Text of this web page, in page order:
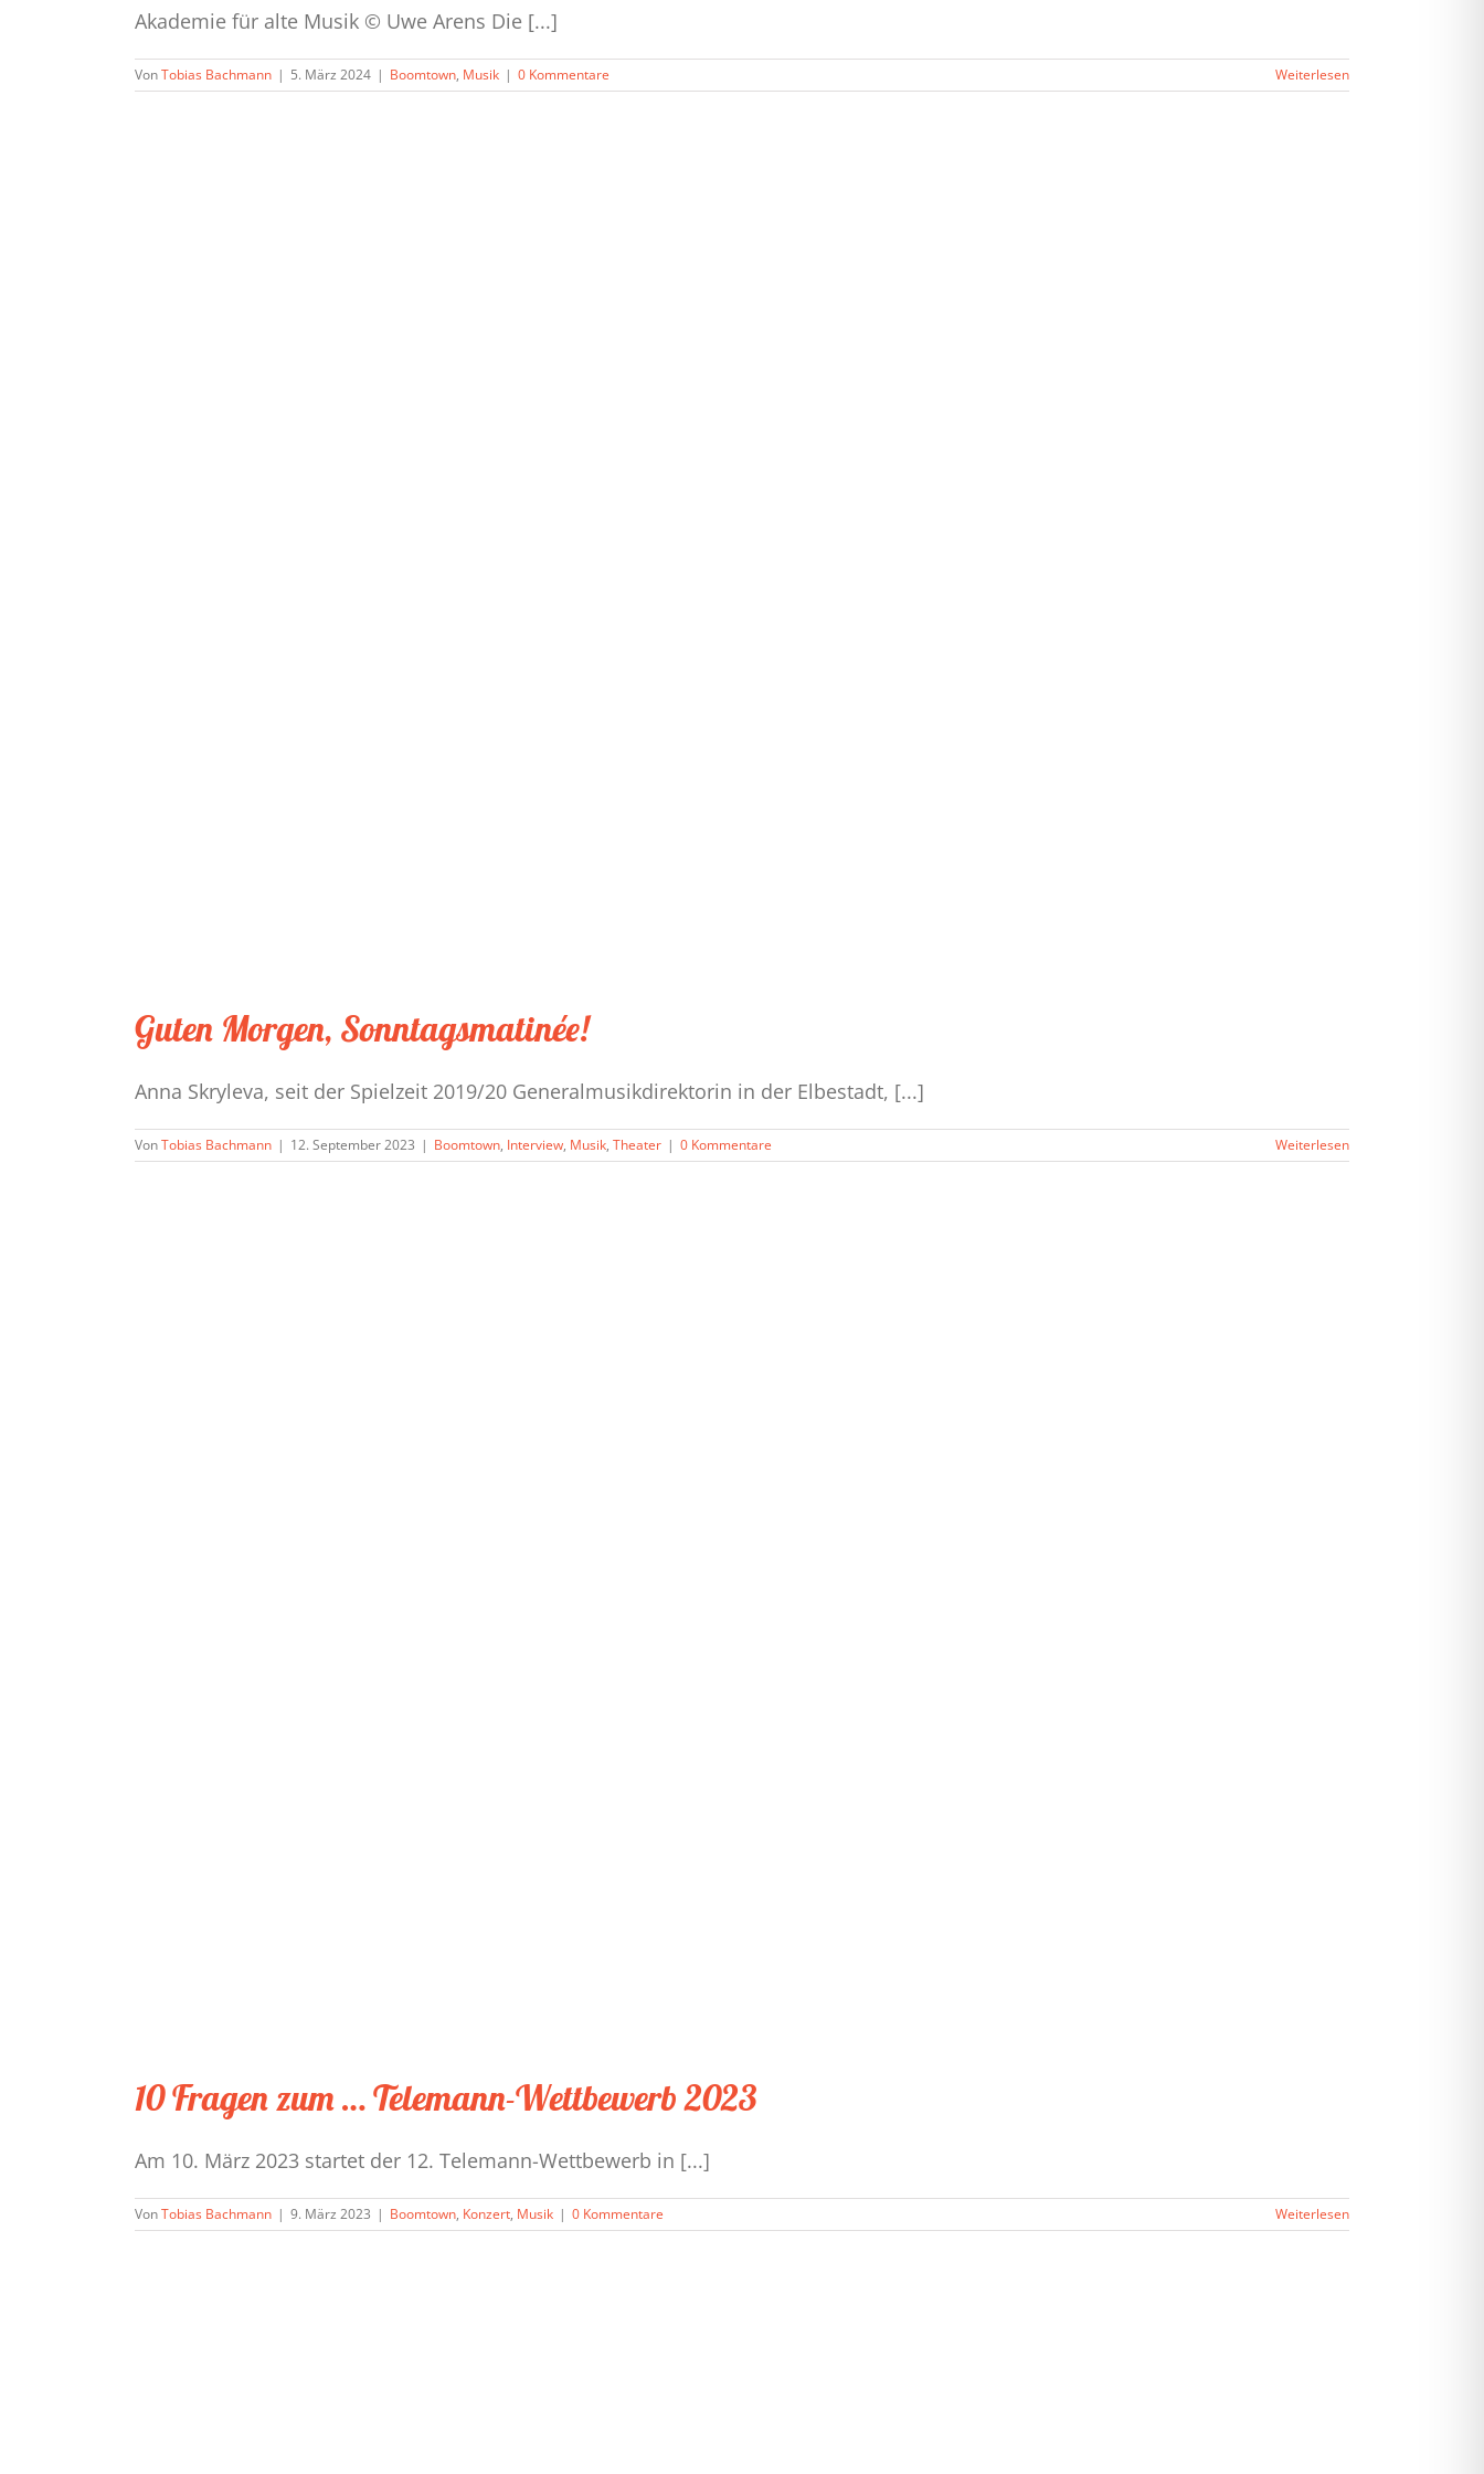
Akademie für alte Musik © Uwe Arens Die [...]
VonTobias Bachmann | 5. März 2024 | Boomtown, Musik | 0 Kommentare Weiterlesen
Guten Morgen, Sonntagsmatinée!
Anna Skryleva, seit der Spielzeit 2019/20 Generalmusikdirektorin in der Elbestadt, [...]
VonTobias Bachmann | 12. September 2023 | Boomtown, Interview, Musik, Theater | 0 Kommentare Weiterlesen
10 Fragen zum … Telemann-Wettbewerb 2023
Am 10. März 2023 startet der 12. Telemann-Wettbewerb in [...]
VonTobias Bachmann | 9. März 2023 | Boomtown, Konzert, Musik | 0 Kommentare Weiterlesen